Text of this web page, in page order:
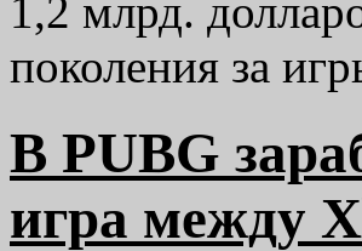
1,2 млрд.
поколения за
В PUBG
игра между